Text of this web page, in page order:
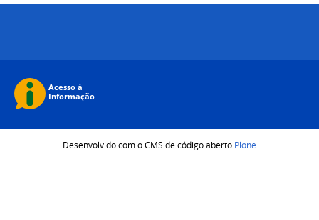
Desenvolvido com o CMS de código aberto Plone